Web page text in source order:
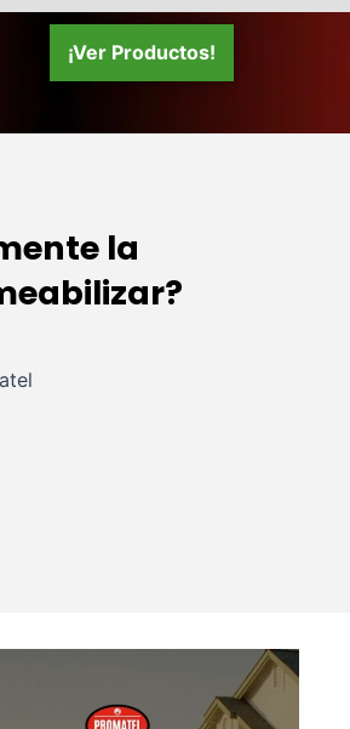
¡Ver Productos!
la